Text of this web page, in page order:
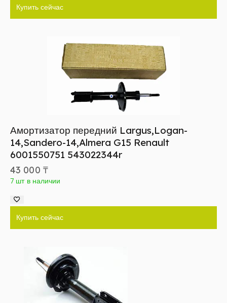
Купить сейчас
Амортизатор передний Largus,Logan-
14,Sandero-14,Almera G15 Renault
6001550751 543022344r
43 000 ₸
7 шт в наличии
Купить сейчас